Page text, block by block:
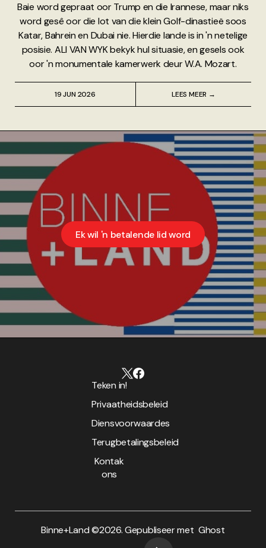
Baie word gepraat oor Trump en die Irannese, maar niks
word gesê oor die lot van die klein Golf-dinastieë soos
Katar, Bahrein en Dubai nie. Hierdie lande is in 'n netelige
posisie. ALI VAN WYK bekyk hul situasie, en gesels ook
oor 'n monumentale kamerwerk deur W.A. Mozart.
19 JUN 2026 LEES MEER →
Ek wil 'n betalende lid word
Teken in!
Privaatheidsbeleid
Diensvoorwaardes
Terugbetalingsbeleid
Kontak
ons
Binne+Land ©2026. Gepubliseer met Ghost